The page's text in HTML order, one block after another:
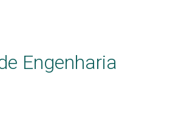
Engenharia